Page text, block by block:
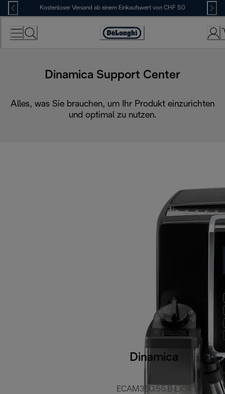
Skip
to
Content
Kostenloser Versand ab einem Einkaufswert von CHF 50
Erklärung
Dinamica Support Center
Alles, was Sie brauchen, um Ihr Produkt einzurichten
und optimal zu nutzen.
Dinamica
ECAM350.55.B EX:4